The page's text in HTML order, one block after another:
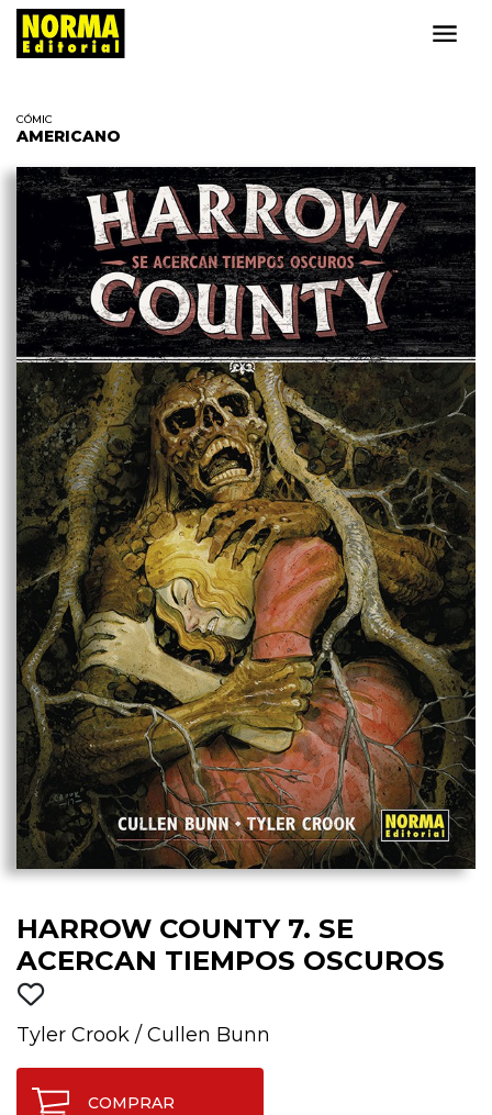
CÓMIC
AMERICANO
HARROW COUNTY 7. SE
ACERCAN TIEMPOS OSCUROS
Tyler Crook / Cullen Bunn
COMPRAR